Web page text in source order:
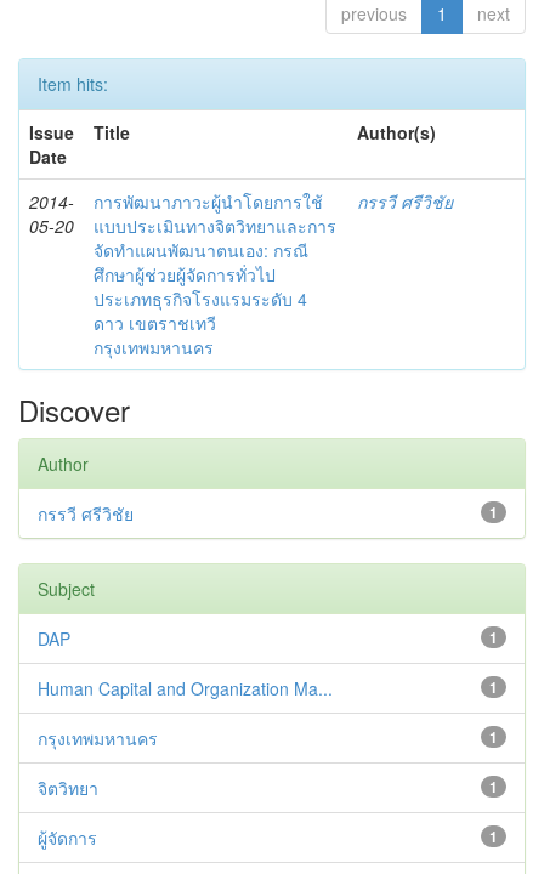
previous 1 next
Item hits:
Issue
Date
Title Author(s)
2014-
05-20
การพัฒนาภาวะผู้นำโดยการใช้
แบบประเมินทางจิตวิทยาและการ
จัดทำแผนพัฒนาตนเอง: กรณี
ศึกษาผู้ช่วยผู้จัดการทั่วไป
ประเภทธุรกิจโรงแรมระดับ 4
ดาว เขตราชเทวี
กรุงเทพมหานคร
กรรวี ศรีวิชัย
Discover
Author
1
กรรวี ศรีวิชัย
Subject
1
DAP
1
Human Capital and Organization Ma...
1
กรุงเทพมหานคร
1
จิตวิทยา
1
ผู้จัดการ